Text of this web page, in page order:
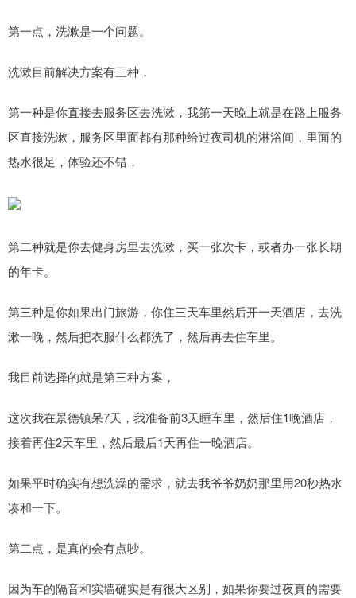
第一点，洗漱是一个问题。
洗漱目前解决方案有三种，
第一种是你直接去服务区去洗漱，我第一天晚上就是在路上服务
区直接洗漱，服务区里面都有那种给过夜司机的淋浴间，里面的
热水很足，体验还不错，
第二种就是你去健身房里去洗漱，买一张次卡，或者办一张长期
的年卡。
第三种是你如果出门旅游，你住三天车里然后开一天酒店，去洗
漱一晚，然后把衣服什么都洗了，然后再去住车里。
我目前选择的就是第三种方案，
这次我在景德镇呆7天，我准备前3天睡车里，然后住1晚酒店，
接着再住2天车里，然后最后1天再住一晚酒店。
如果平时确实有想洗澡的需求，就去我爷爷奶奶那里用20秒热水
凑和一下。
第二点，是真的会有点吵。
因为车的隔音和实墙确实是有很大区别，如果你要过夜真的需要